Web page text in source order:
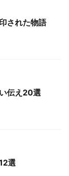
された物語
伝え20選
選